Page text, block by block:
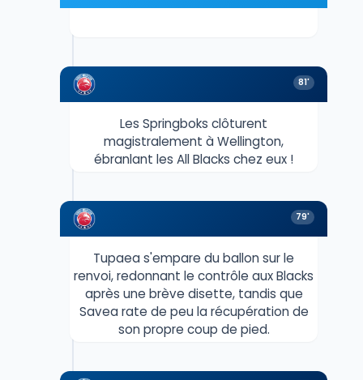
81'
Les Springboks clôturent
magistralement à Wellington,
ébranlant les All Blacks chez eux !
79'
Tupaea s'empare du ballon sur le
renvoi, redonnant le contrôle aux Blacks
après une brève disette, tandis que
Savea rate de peu la récupération de
son propre coup de pied.